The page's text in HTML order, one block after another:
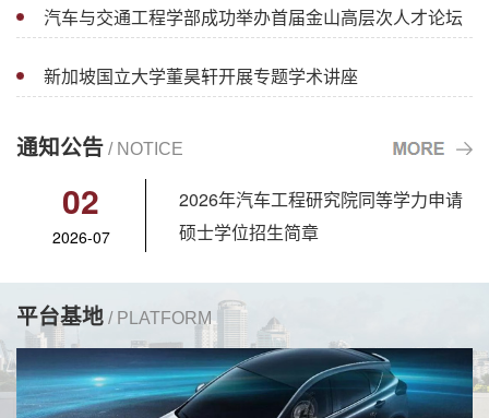
汽车与交通工程学部成功举办首届金山高层次人才论坛
新加坡国立大学董昊轩开展专题学术讲座
通知公告 / NOTICE
02
2026-07
2026年汽车工程研究院同等学力申请
硕士学位招生简章
平台基地 / PLATFORM